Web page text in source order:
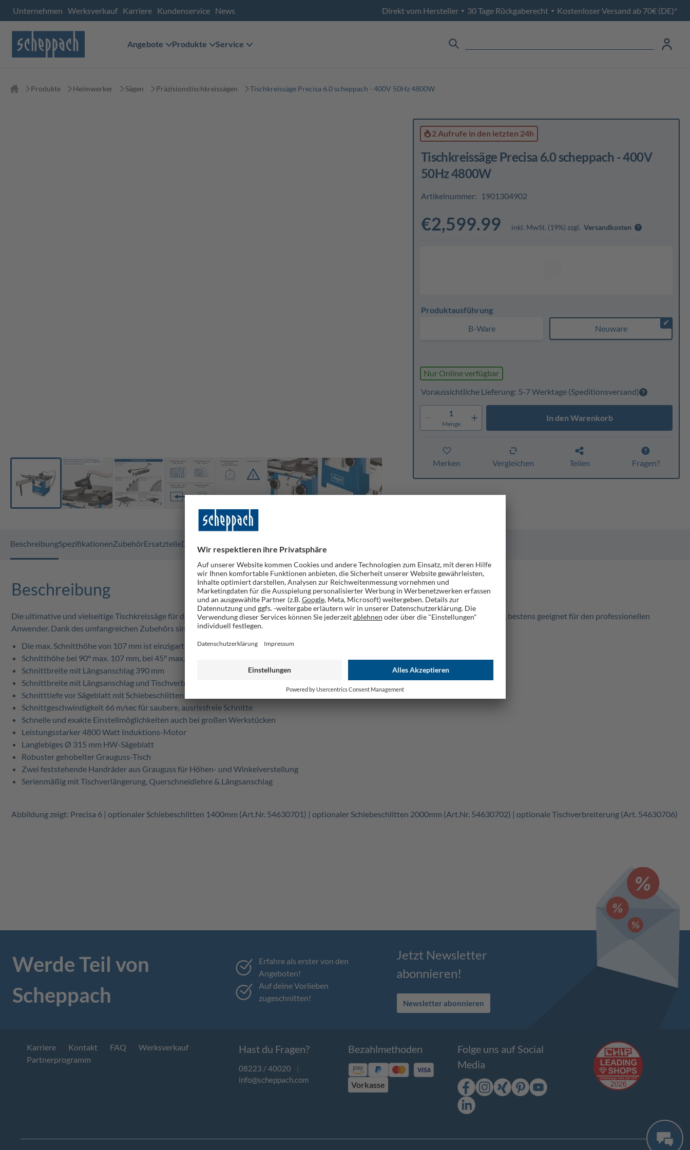
Unternehmen Werksverkauf Karriere Kundenservice News Direkt vom Hersteller • 30 Tage Rückgaberecht • Kostenloser Versand ab 70€ (DE)*
Angebote Produkte Service
Produkte Heimwerker Sägen Präzisionstischkreissägen Tischkreissäge Precisa 6.0 scheppach - 400V 50Hz 4800W
2 Aufrufe in den letzten 24h
Tischkreissäge Precisa 6.0 scheppach - 400V
50Hz 4800W
Artikelnummer: 1901304902
€2,599.99 inkl. MwSt. (19%) zzgl. Versandkosten
Produktausführung
B-Ware
✔
Neuware
Nur Online verfügbar
Voraussichtliche Lieferung: 5-7 Werktage(Speditionsversand)
1
Menge
In den Warenkorb
Merken Vergleichen Teilen Fragen?
BeschreibungSpezifikationenZubehörErsatzteileDokumente
Beschreibung
Die ultimative und vielseitige Tischkreissäge für den Profiheimwerker und Handwerker. Ideal zum Sägen von Massivplatten und Normplatten, bestens geeignet für den professionellen
Anwender. Dank des umfangreichen Zubehörs sind beste Lösungen für Profis garantiert.
Die max. Schnitthöhe von 107 mm ist einzigartig in dieser Klasse
Schnitthöhe bei 90° max. 107 mm, bei 45° max. 77 mm
Schnittbreite mit Längsanschlag 390 mm
Schnittbreite mit Längsanschlag und Tischverbreiterung 1100 mm
Schnitttiefe vor Sägeblatt mit Schiebeschlitten 1400: 800 mm
Schnittgeschwindigkeit 66 m/sec für saubere, ausrissfreie Schnitte
Schnelle und exakte Einstellmöglichkeiten auch bei großen Werkstücken
Leistungsstarker 4800 Watt Induktions-Motor
Langlebiges Ø 315 mm HW-Sägeblatt
Robuster gehobelter Grauguss-Tisch
Zwei feststehende Handräder aus Grauguss für Höhen- und Winkelverstellung
Serienmäßig mit Tischverlängerung, Querschneidlehre & Längsanschlag
Abbildung zeigt: Precisa 6 | optionaler Schiebeschlitten 1400mm (Art.Nr. 54630701) | optionaler Schiebeschlitten 2000mm (Art.Nr. 54630702) | optionale Tischverbreiterung (Art. 54630706)
Werde Teil von
Scheppach
Erfahre als erster von den
Angeboten!
Auf deine Vorlieben
zugeschnitten!
Jetzt Newsletter
abonnieren!
Newsletter abonnieren
Karriere Kontakt FAQ
Werksverkauf
Partnerprogramm
Hast du Fragen?
08223 / 40020
|
info@scheppach.com
Bezahlmethoden
Vorkasse
Folge uns auf Social
Media